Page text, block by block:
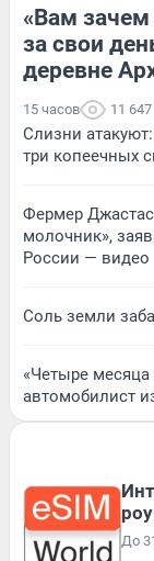
«Вам
за свои
деревне
15 часов 11 647
Слизни
три копеечных
Фермер
молочник»,
России — видео
Соль земли
«Четыре
автомобилист
До